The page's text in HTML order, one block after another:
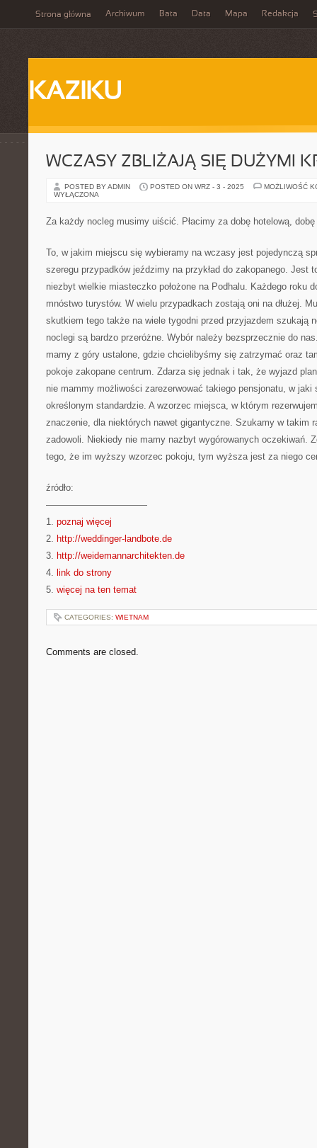
Strona główna Archiwum Bata Data Mapa Redakcja
KAZIKU
WCZASY ZBLIŻAJĄ SIĘ DUŻYMI
POSTED BY ADMIN POSTED ON WRZ - 3 - 2025
MOŻLIWOŚĆ
WYŁĄCZONA
Za każdy nocleg musimy uiścić. Płacimy za dobę hotelową,
To, w jakim miejscu się wybieramy na wczasy jest pojedynczą
szeregu przypadków jeździmy na przykład do zakopanego. Jest
niezbyt wielkie miasteczko położone na Podhalu. Każdego roku
mnóstwo turystów. W wielu przypadkach zostają oni na dłużej.
skutkiem tego także na wiele tygodni przed przyjazdem szukają
noclegi są bardzo przeróżne. Wybór należy bezsprzecznie do
mamy z góry ustalone, gdzie chcielibyśmy się zatrzymać oraz
pokoje zakopane centrum. Zdarza się jednak i tak, że wyjazd
nie mammy możliwości zarezerwować takiego pensjonatu, w jaki
określonym standardzie. A wzorzec miejsca, w którym
znaczenie, dla niektórych nawet gigantyczne. Szukamy w takim
zadowoli. Niekiedy nie mamy nazbyt wygórowanych oczekiwań.
tego, że im wyższy wzorzec pokoju, tym wyższa jest za niego
źródło:
———————————
1. poznaj więcej
2. http://weddinger-landbote.de
3. http://weidemannarchitekten.de
4. link do strony
5. więcej na ten temat
CATEGORIES: WIETNAM
Comments are closed.